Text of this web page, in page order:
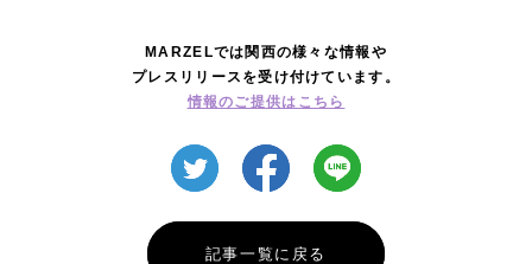
MARZELでは関西の様々な情報や
プレスリリースを受け付けています。
情報のご提供はこちら
記事一覧に戻る